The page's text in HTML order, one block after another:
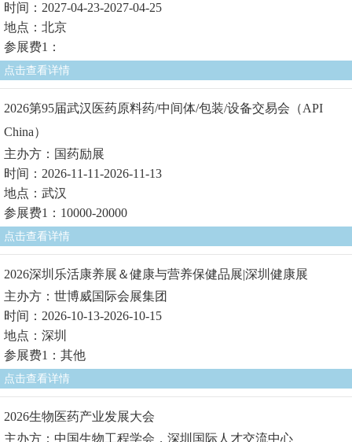
时间：2027-04-23-2027-04-25
地点：北京
参展费1：
点击查看详情
2026第95届武汉医药原料药/中间体/包装/设备交易会（API
China）
主办方：国药励展
时间：2026-11-11-2026-11-13
地点：武汉
参展费1：10000-20000
点击查看详情
2026深圳乐活康养展＆健康与营养保健品展|深圳健康展
主办方：世博威国际会展集团
时间：2026-10-13-2026-10-15
地点：深圳
参展费1：其他
点击查看详情
2026生物医药产业发展大会
主办方：中国生物工程学会，深圳国际人才交流中心